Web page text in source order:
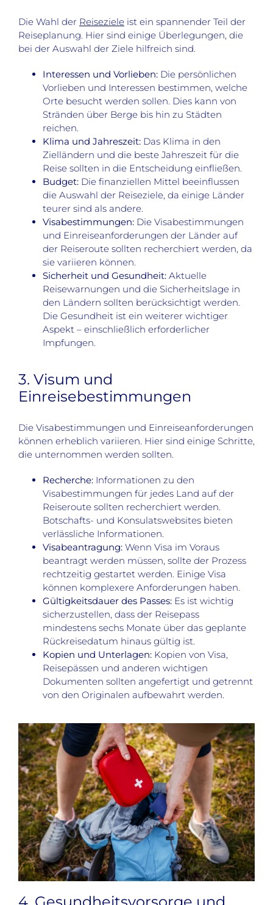
Die Wahl der Reisezieleist ein spannender Teil der
Reiseplanung. Hier sind einige Überlegungen, die
bei der Auswahl der Ziele hilfreich sind.
Interessen und Vorlieben:Die persönlichen
Vorlieben und Interessen bestimmen, welche
Orte besucht werden sollen. Dies kann von
Stränden über Berge bis hin zu Städten
reichen.
Klima und Jahreszeit:Das Klima in den
Zielländern und die beste Jahreszeit für die
Reise sollten in die Entscheidung einfließen.
Budget:Die finanziellen Mittel beeinflussen
die Auswahl der Reiseziele, da einige Länder
teurer sind als andere.
Visabestimmungen:Die Visabestimmungen
und Einreiseanforderungen der Länder auf
der Reiseroute sollten recherchiert werden, da
sie variieren können.
Sicherheit und Gesundheit:Aktuelle
Reisewarnungen und die Sicherheitslage in
den Ländern sollten berücksichtigt werden.
Die Gesundheit ist ein weiterer wichtiger
Aspekt – einschließlich erforderlicher
Impfungen.
3. Visum und
Einreisebestimmungen
Die Visabestimmungen und Einreiseanforderungen
können erheblich variieren. Hier sind einige Schritte,
die unternommen werden sollten.
Recherche:Informationen zu den
Visabestimmungen für jedes Land auf der
Reiseroute sollten recherchiert werden.
Botschafts- und Konsulatswebsites bieten
verlässliche Informationen.
Visabeantragung:Wenn Visa im Voraus
beantragt werden müssen, sollte der Prozess
rechtzeitig gestartet werden. Einige Visa
können komplexere Anforderungen haben.
Gültigkeitsdauer des Passes:Es ist wichtig
sicherzustellen, dass der Reisepass
mindestens sechs Monate über das geplante
Rückreisedatum hinaus gültig ist.
Kopien und Unterlagen:Kopien von Visa,
Reisepässen und anderen wichtigen
Dokumenten sollten angefertigt und getrennt
von den Originalen aufbewahrt werden.